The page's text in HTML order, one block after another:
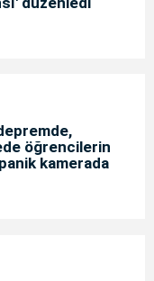
öğrencilerin
kamerada